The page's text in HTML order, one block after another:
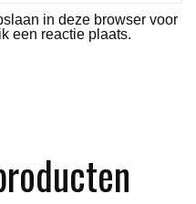
in deze browser voor
een reactie plaats.